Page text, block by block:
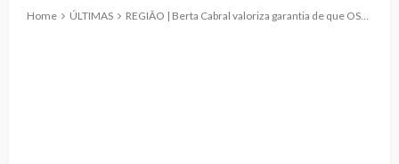
Home ÚLTIMAS REGIÃO | Berta Cabral valoriza garantia de que OSP de transporte aéreo entre Açores e continente vão ser relançadas “o mais rapidamente possível”